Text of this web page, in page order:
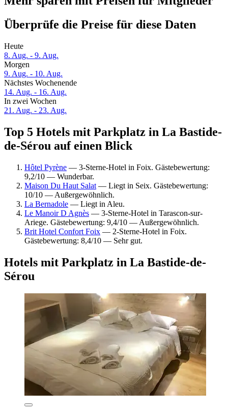
Überprüfe die Preise für diese Daten
Heute
8. Aug. - 9. Aug.
Morgen
9. Aug. - 10. Aug.
Nächstes Wochenende
14. Aug. - 16. Aug.
In zwei Wochen
21. Aug. - 23. Aug.
Top 5 Hotels mit Parkplatz in La Bastide-
de-Sérou auf einen Blick
Hôtel Pyrène — 3-Sterne-Hotel in Foix. Gästebewertung:
9,2/10 — Wunderbar.
Maison Du Haut Salat — Liegt in Seix. Gästebewertung:
10/10 — Außergewöhnlich.
La Bernadole — Liegt in Aleu.
Le Manoir D Agnès — 3-Sterne-Hotel in Tarascon-sur-
Ariege. Gästebewertung: 9,4/10 — Außergewöhnlich.
Brit Hotel Confort Foix — 2-Sterne-Hotel in Foix.
Gästebewertung: 8,4/10 — Sehr gut.
Hotels mit Parkplatz in La Bastide-de-
Sérou